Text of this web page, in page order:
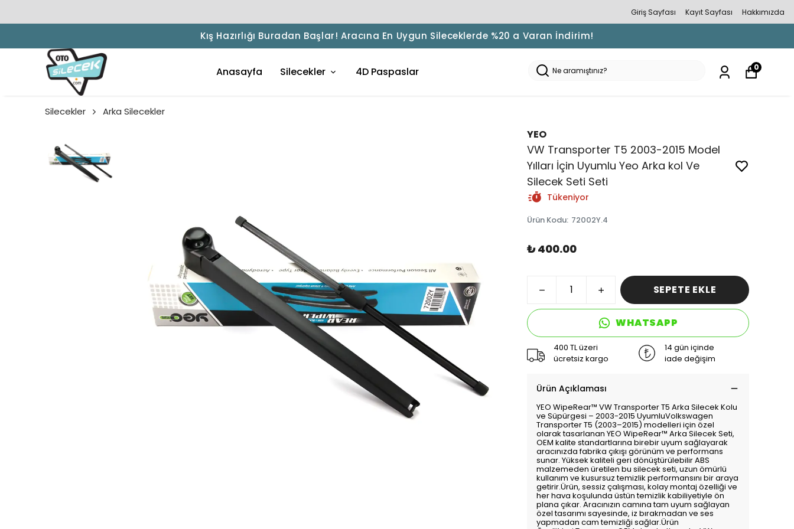
Giriş Sayfası Kayıt Sayfası Hakkımızda
Kış Hazırlığı Buradan Başlar! Aracına En Uygun Sileceklerde %20 a Varan İndirim!
Anasayfa Silecekler 4D Paspaslar 0
Silecekler Arka Silecekler
YEO
VW Transporter T5 2003-2015 Model
Yılları İçin Uyumlu Yeo Arka kol Ve
Silecek Seti Seti
Tükeniyor
Ürün Kodu: 72002Y.4
₺ 400.00
SEPETE EKLE
WHATSAPP
400 TL üzeri
ücretsiz kargo
14 gün içinde
iade değişim
Ürün Açıklaması
YEO WipeRear™ VW Transporter T5 Arka Silecek Kolu
ve Süpürgesi – 2003-2015 UyumluVolkswagen
Transporter T5 (2003–2015) modelleri için özel
olarak tasarlanan YEO WipeRear™ Arka Silecek Seti,
OEM kalite standartlarına birebir uyum sağlayarak
aracınızda fabrika çıkışı görünüm ve performans
sunar. Yüksek kaliteli geri dönüştürülebilir ABS
malzemeden üretilen bu silecek seti, uzun ömürlü
kullanım ve kusursuz temizlik performansını bir araya
getirir.Ürün, sessiz çalışması, kolay montaj özelliği ve
her hava koşulunda üstün temizlik kabiliyetiyle ön
plana çıkar. Aracınızın camına tam uyum sağlayan
özel tasarımı sayesinde, iz bırakmadan ve ses
yapmadan cam temizliği sağlar.Ürün